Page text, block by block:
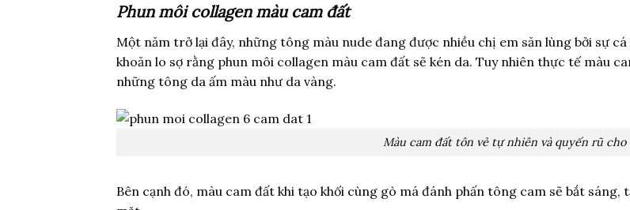
Phun môi collagen màu cam đất
Một năm trở lại đây, những tông màu nude đang được nhiều chị em săn lùng bởi sự
khoăn lo sợ rằng phun môi collagen màu cam đất sẽ kén da. Tuy nhiên thực tế màu
những tông da ấm màu như da vàng.
Màu cam đất tôn vẻ tự nhiên và quyến rũ cho
Bên cạnh đó, màu cam đất khi tạo khối cùng gò má đánh phấn tông cam sẽ bắt